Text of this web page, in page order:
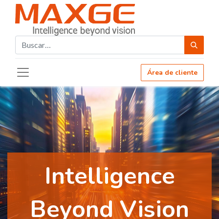
Área de cliente
Intelligence
Beyond Vision